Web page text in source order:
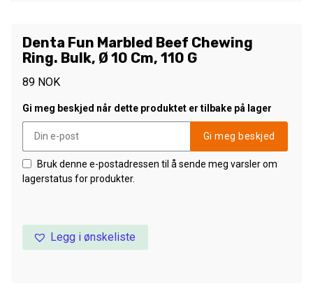
Denta Fun Marbled Beef Chewing
Ring. Bulk, Ø 10 Cm, 110 G
89 NOK
Gi meg beskjed når dette produktet er tilbake på lager
Gi meg beskjed
Bruk denne e-postadressen til å sende meg varsler om
lagerstatus for produkter.
Legg i ønskeliste